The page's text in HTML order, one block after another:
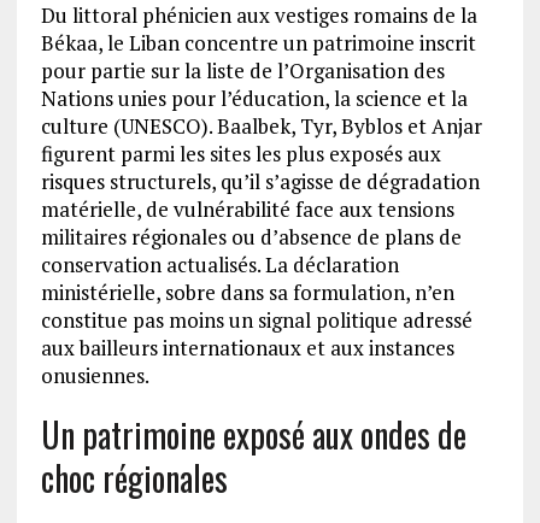
Du littoral phénicien aux vestiges romains de la
Békaa, le Liban concentre un patrimoine inscrit
pour partie sur la liste de l’Organisation des
Nations unies pour l’éducation, la science et la
culture (UNESCO). Baalbek, Tyr, Byblos et Anjar
figurent parmi les sites les plus exposés aux
risques structurels, qu’il s’agisse de dégradation
matérielle, de vulnérabilité face aux tensions
militaires régionales ou d’absence de plans de
conservation actualisés. La déclaration
ministérielle, sobre dans sa formulation, n’en
constitue pas moins un signal politique adressé
aux bailleurs internationaux et aux instances
onusiennes.
Un patrimoine exposé aux ondes de
choc régionales